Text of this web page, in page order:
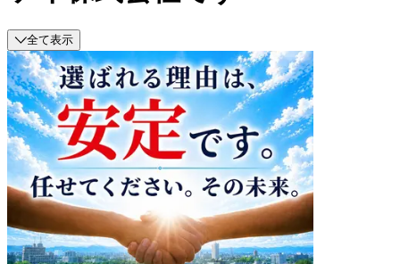
全て表示